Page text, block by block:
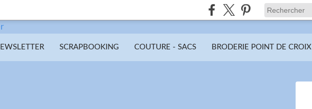
SCRAPBOOKING COUTURE - SACS BRODERIE POINT DE CROIX